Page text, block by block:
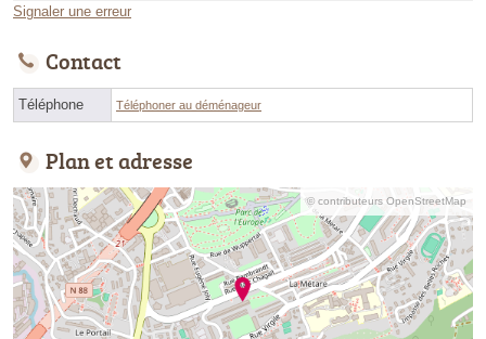
Signaler une erreur
Contact
Téléphone Téléphoner au déménageur
Plan et adresse
© contributeurs OpenStreetMap